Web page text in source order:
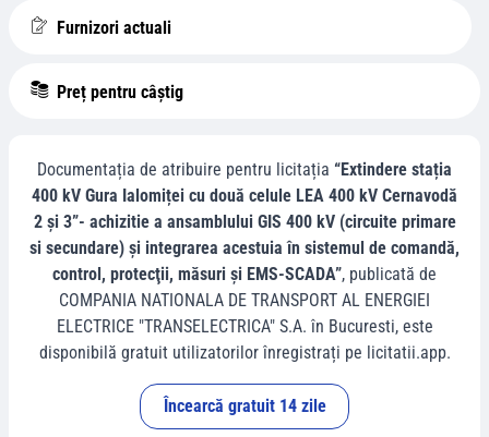
Furnizori actuali
Preț pentru câștig
Documentația de atribuire pentru licitația “Extindere stația
400 kV Gura Ialomiței cu două celule LEA 400 kV Cernavodă
2 și 3”- achizitie a ansamblului GIS 400 kV (circuite primare
si secundare) şi integrarea acestuia în sistemul de comandă,
control, protecţii, măsuri şi EMS-SCADA”, publicată de
COMPANIA NATIONALA DE TRANSPORT AL ENERGIEI
ELECTRICE "TRANSELECTRICA" S.A. în Bucuresti, este
disponibilă gratuit utilizatorilor înregistrați pe licitatii.app.
Încearcă gratuit 14 zile